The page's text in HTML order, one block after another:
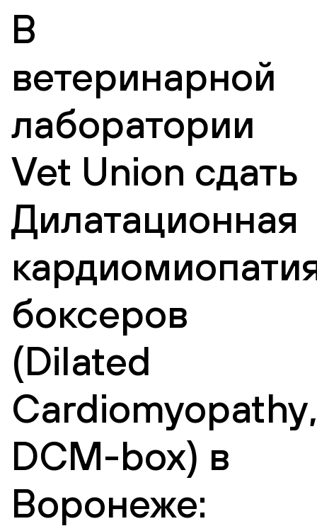
В
ветеринарной
лаборатории
Vet Union сдать
Дилатационная
боксеров
(Dilated
Cardiomyopathy,
DCM-box) в
Воронеже: